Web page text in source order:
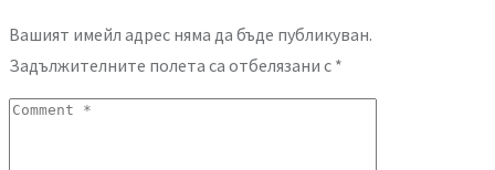
Вашият имейл адрес няма да бъде публикуван.
Задължителните полета са отбелязани с *